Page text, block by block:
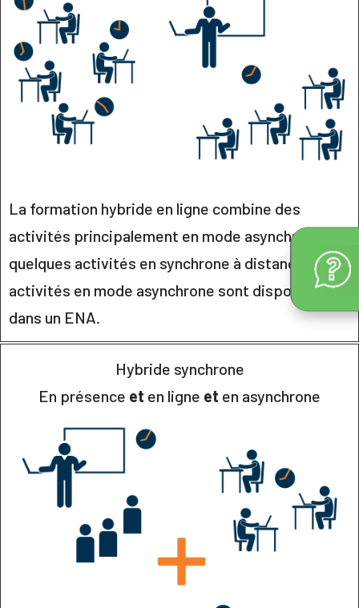
La formation hybride en ligne combine des
activités principalement en mode asynchrone à
quelques activités en synchrone à distance. Les
activités en mode asynchrone sont disponibles
dans un ENA.
Hybride synchrone
En présence et en ligne et en asynchrone